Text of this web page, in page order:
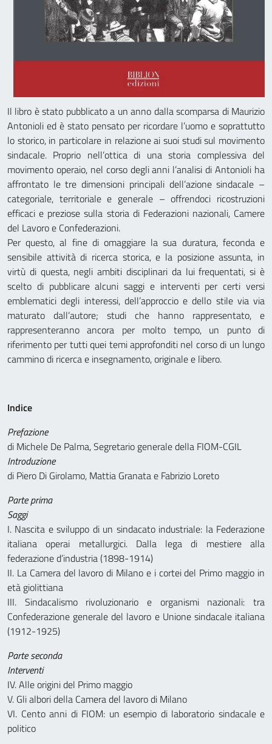
Il libro è stato pubblicato a un anno dalla scomparsa di Maurizio
Antonioli ed è stato pensato per ricordare l’uomo e soprattutto
lo storico, in particolare in relazione ai suoi studi sul movimento
sindacale. Proprio nell’ottica di una storia complessiva del
movimento operaio, nel corso degli anni l’analisi di Antonioli ha
affrontato le tre dimensioni principali dell’azione sindacale –
categoriale, territoriale e generale – offrendoci ricostruzioni
efficaci e preziose sulla storia di Federazioni nazionali, Camere
del Lavoro e Confederazioni.
Per questo, al fine di omaggiare la sua duratura, feconda e
sensibile attività di ricerca storica, e la posizione assunta, in
virtù di questa, negli ambiti disciplinari da lui frequentati, si è
scelto di pubblicare alcuni saggi e interventi per certi versi
emblematici degli interessi, dell’approccio e dello stile via via
maturato dall’autore; studi che hanno rappresentato, e
rappresenteranno ancora per molto tempo, un punto di
riferimento per tutti quei temi approfonditi nel corso di un lungo
cammino di ricerca e insegnamento, originale e libero.
Indice
Prefazione
di Michele De Palma, Segretario generale della FIOM-CGIL
Introduzione
di Piero Di Girolamo, Mattia Granata e Fabrizio Loreto
Parte prima
Saggi
I. Nascita e sviluppo di un sindacato industriale: la Federazione
italiana operai metallurgici. Dalla lega di mestiere alla
federazione d’industria (1898-1914)
II. La Camera del lavoro di Milano e i cortei del Primo maggio in
età giolittiana
III. Sindacalismo rivoluzionario e organismi nazionali: tra
Confederazione generale del lavoro e Unione sindacale italiana
(1912-1925)
Parte seconda
Interventi
IV. Alle origini del Primo maggio
V. Gli albori della Camera del lavoro di Milano
VI. Cento anni di FIOM: un esempio di laboratorio sindacale e
politico